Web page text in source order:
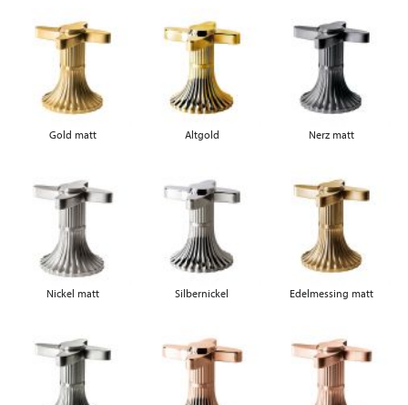
Gold matt Altgold Nerz matt
Nickel matt Silbernickel Edelmessing matt